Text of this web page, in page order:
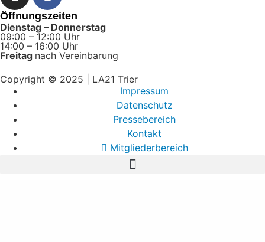
Öffnungszeiten
Dienstag – Donnerstag
09:00 – 12:00 Uhr
14:00 – 16:00 Uhr
Freitag nach Vereinbarung
Copyright © 2025 | LA21 Trier
Impressum
Datenschutz
Pressebereich
Kontakt
Mitgliederbereich